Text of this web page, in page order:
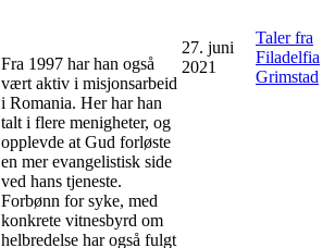
Fra 1997 har han også
vært aktiv i misjonsarbeid
i Romania. Her har han
talt i flere menigheter, og
opplevde at Gud forløste
en mer evangelistisk side
ved hans tjeneste.
Forbønn for syke, med
konkrete vitnesbyrd om
helbredelse har også fulgt
27. juni
2021
Taler fra
Filadelfia
Grimstad